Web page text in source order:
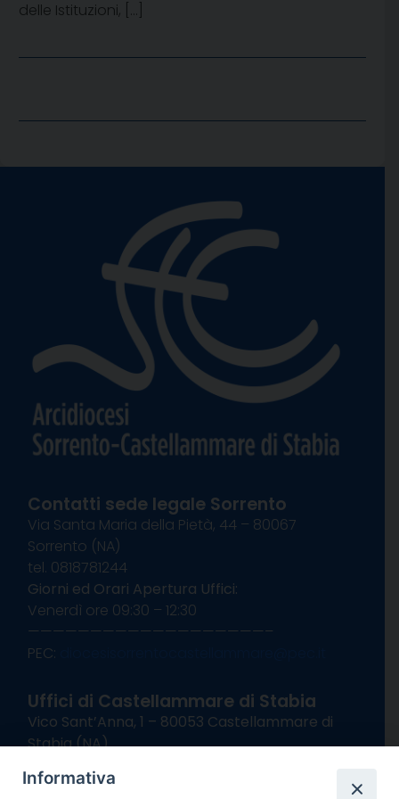
delle Istituzioni, […]
Contatti sede legale Sorrento
Via Santa Maria della Pietà, 44 – 80067
Sorrento (NA)
tel. 0818781244
Giorni ed Orari Apertura Uffici:
Venerdì ore 09:30 – 12:30
———————————————————–
PEC:
Uffici di Castellammare di Stabia
Vico Sant’Anna, 1 – 80053 Castellammare di
Stabia (NA)
Giorni ed Orari Apertura Uffici:
Informativa